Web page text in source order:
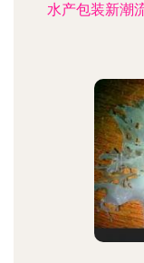
水产包装新潮